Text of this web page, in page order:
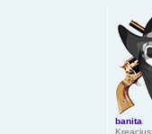
banita